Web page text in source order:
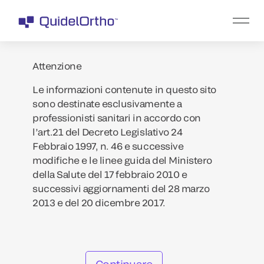
Attenzione
Le informazioni contenute in questo sito
sono destinate esclusivamente a
professionisti sanitari in accordo con
l’art.21 del Decreto Legislativo 24
Febbraio 1997, n. 46 e successive
modifiche e le linee guida del Ministero
della Salute del 17 febbraio 2010 e
successivi aggiornamenti del 28 marzo
2013 e del 20 dicembre 2017.